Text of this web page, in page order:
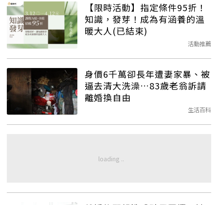
【限時活動】指定條件95折！
知識，發芽！成為有涵養的溫
暖大人(已結束)
活動推薦
身價6千萬卻長年遭妻家暴、被
逼去清大洗澡…83歲老翁訴請
離婚換自由
生活百科